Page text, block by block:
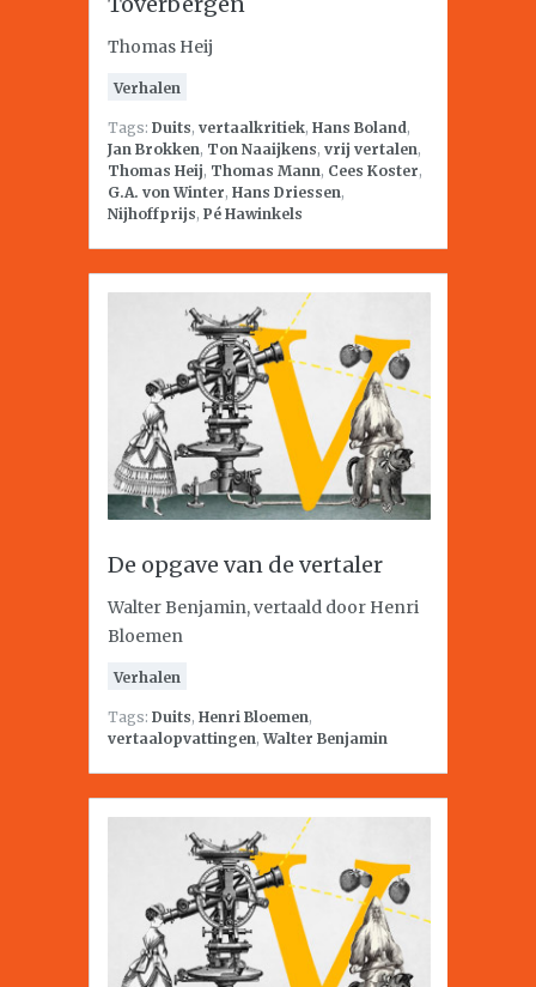
Thomas Heij
Verhalen
Tags: Duits, vertaalkritiek, Hans Boland,
Jan Brokken, Ton Naaijkens, vrij vertalen,
Thomas Heij, Thomas Mann, Cees Koster,
G.A. von Winter, Hans Driessen,
Nijhoffprijs, Pé Hawinkels
De opgave van de vertaler
Walter Benjamin, vertaald door Henri
Bloemen
Verhalen
Tags: Duits, Henri Bloemen,
vertaalopvattingen,Walter Benjamin